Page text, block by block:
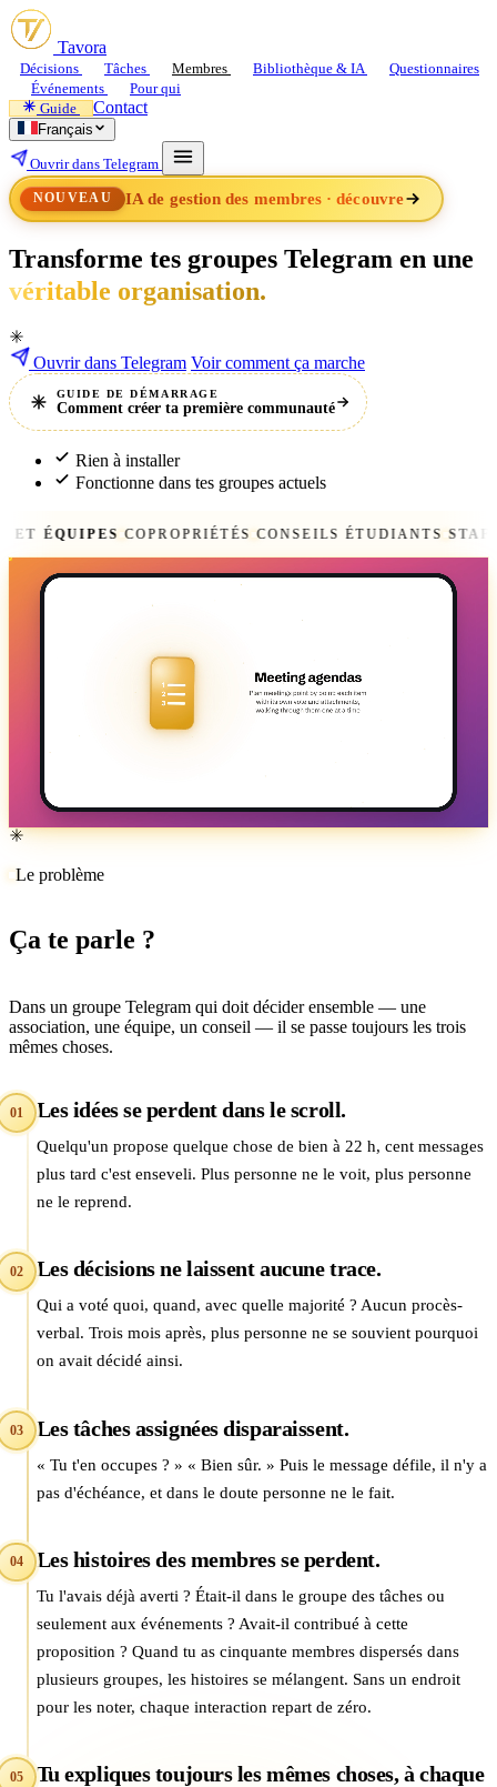
Tavora
Décisions Tâches Membres Bibliothèque & IA
Questionnaires
Événements
Pour qui
Guide
Contact
Français
Ouvrir dans Telegram
NOUVEAU IA de gestion des membres · découvre
Transforme tes groupes Telegram en une
véritable organisation.
Ouvrir dans Telegram Voir comment ça marche
GUIDE DE DÉMARRAGE
Comment créer ta première communauté
Rien à installer
Fonctionne dans tes groupes actuels
COPROPRIÉTÉS CONSEILS ÉTUDIANTS STAFF DE
Le problème
Ça te parle ?
Dans un groupe Telegram qui doit décider ensemble — une
association, une équipe, un conseil — il se passe toujours les trois
mêmes choses.
01 Les idées se perdent dans le scroll.
Quelqu'un propose quelque chose de bien à 22 h, cent messages
plus tard c'est enseveli. Plus personne ne le voit, plus personne
ne le reprend.
02 Les décisions ne laissent aucune trace.
Qui a voté quoi, quand, avec quelle majorité ? Aucun procès-
verbal. Trois mois après, plus personne ne se souvient pourquoi
on avait décidé ainsi.
03 Les tâches assignées disparaissent.
« Tu t'en occupes ? » « Bien sûr. » Puis le message défile, il n'y a
pas d'échéance, et dans le doute personne ne le fait.
04 Les histoires des membres se perdent.
Tu l'avais déjà averti ? Était-il dans le groupe des tâches ou
seulement aux événements ? Avait-il contribué à cette
proposition ? Quand tu as cinquante membres dispersés dans
plusieurs groupes, les histoires se mélangent. Sans un endroit
pour les noter, chaque interaction repart de zéro.
05
Tu expliques toujours les mêmes choses, à chaque